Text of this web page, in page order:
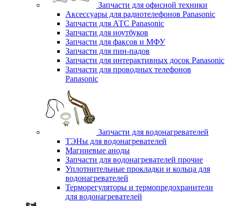
Запчасти для офисной техники
Аксессуары для радиотелефонов Panasonic
Запчасти для АТС Panasonic
Запчасти для ноутбуков
Запчасти для факсов и МФУ
Запчасти для пин-падов
Запчасти для интерактивных досок Panasonic
Запчасти для проводных телефонов
Panasonic
Запчасти для водонагревателей
ТЭНы для водонагревателей
Магниевые аноды
Запчасти для водонагревателей прочие
Уплотнительные прокладки и кольца для
водонагревателей
Терморегуляторы и термопредохранители
для водонагревателей